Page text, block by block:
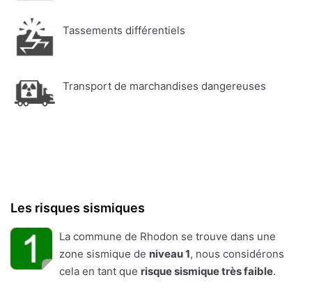
Tassements différentiels
Transport de marchandises dangereuses
Les risques sismiques
La commune de Rhodon se trouve dans une
zone sismique de niveau 1, nous considérons
cela en tant que risque sismique très faible.